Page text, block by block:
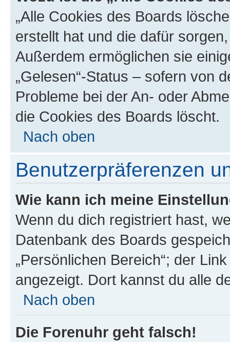
„Alle Cookies des Boards
erstellt hat und die dafür
Außerdem ermöglichen sie
„Gelesen“-Status – sofern von
Probleme bei der An- oder
die Cookies des Boards löscht.
Nach oben
Benutzerpräferenzen
Wie kann ich meine
Wenn du dich registriert hast,
Datenbank des Boards
„Persönlichen Bereich“; der
angezeigt. Dort kannst du alle
Nach oben
Die Forenuhr geht falsch!